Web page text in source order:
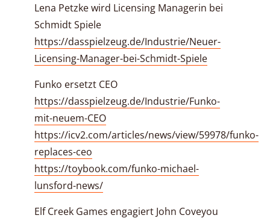
Lena Petzke wird Licensing Managerin bei
Schmidt Spiele
https://dasspielzeug.de/Industrie/Neuer-
Licensing-Manager-bei-Schmidt-Spiele
Funko ersetzt CEO
https://dasspielzeug.de/Industrie/Funko-
mit-neuem-CEO
https://icv2.com/articles/news/view/59978/funko-
replaces-ceo
https://toybook.com/funko-michael-
lunsford-news/
Elf Creek Games engagiert John Coveyou